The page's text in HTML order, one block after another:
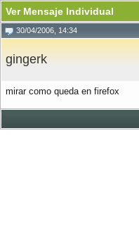
Ver Mensaje Individual
30/04/2006, 14:34
gingerk
mirar como queda en firefox